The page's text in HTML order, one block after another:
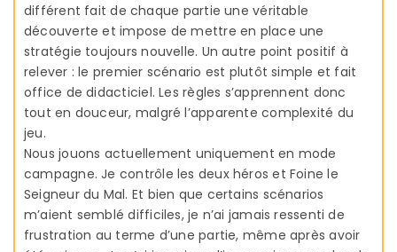
différent fait de chaque partie une véritable
découverte et impose de mettre en place une
stratégie toujours nouvelle. Un autre point positif à
relever : le premier scénario est plutôt simple et fait
office de didacticiel. Les règles s’apprennent donc
tout en douceur, malgré l’apparente complexité du
jeu.
Nous jouons actuellement uniquement en mode
campagne. Je contrôle les deux héros et Foine le
Seigneur du Mal. Et bien que certains scénarios
m’aient semblé difficiles, je n’ai jamais ressenti de
frustration au terme d’une partie, même après avoir